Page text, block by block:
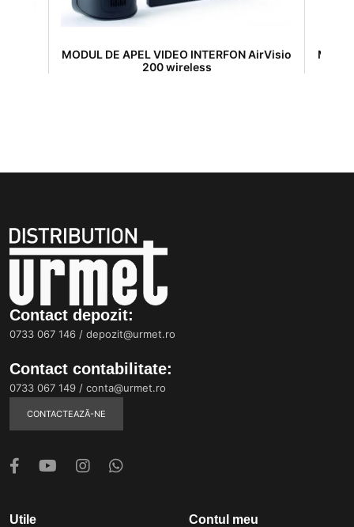
MODUL DE APEL VIDEO INTERFON AirVisio
200 wireless
Contact depozit:
0733 067 146 / depozit@urmet.ro
Contact contabilitate:
0733 067 149 / conta@urmet.ro
CONTACTEAZĂ-NE
Utile Contul meu